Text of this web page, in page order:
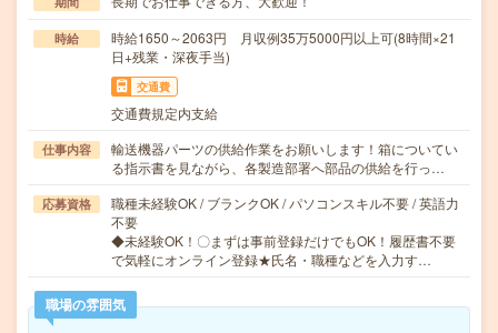
時給
時給1650～2063円 月収例35万5000円以上可(8時間×21
日+残業・深夜手当)
交通費
交通費規定内支給
仕事内容
輸送機器パーツの供給作業をお願いします！箱についてい
る指示書を見ながら、各製造部署へ部品の供給を行っ…
応募資格
職種未経験OK / ブランクOK / パソコンスキル不要 / 英語力
不要
◆未経験OK！〇まずは事前登録だけでもOK！履歴書不要
で気軽にオンライン登録★氏名・職種などを入力す…
職場の雰囲気